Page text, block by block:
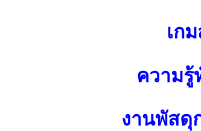
เก
ความรู้
งานพัสดุ